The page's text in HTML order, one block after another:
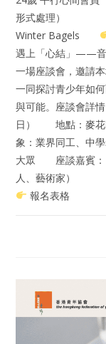
形式處理） 表
Winter Bagels
遇上「心結」——音
一場座談會，邀請
一同探討青少年如
與可能。座談會詳
日） 地點：麥
象：業界同工、中
大眾 座談嘉賓
人、藝術家）
報名表格